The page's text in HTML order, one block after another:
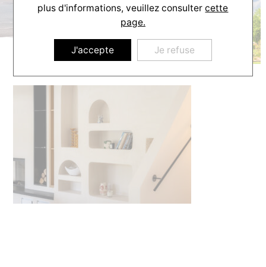
plus d'informations, veuillez consultercette
page.
J'accepte Je refuse